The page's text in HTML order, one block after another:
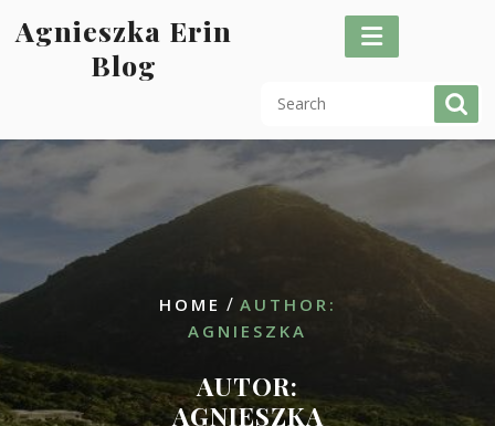
toAgnieszka Erin
Blog
HOME / AUTHOR:
AGNIESZKA
AUTOR:
AGNIESZKA